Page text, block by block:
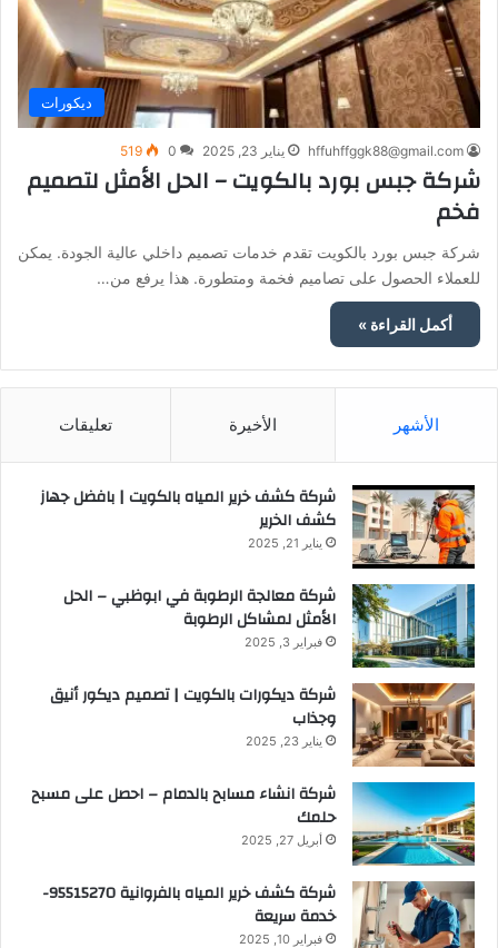
ديكورات
hffuhffggk88@gmail.com يناير 23, 2025 0
519
شركة جبس بورد بالكويت – الحل الأمثل لتصميم
فخم
شركة جبس بورد بالكويت تقدم خدمات تصميم داخلي عالية الجودة. يمكن
للعملاء الحصول على تصاميم فخمة ومتطورة. هذا يرفع من…
أكمل القراءة »
الأشهر الأخيرة تعليقات
شركة كشف خرير المياه بالكويت | بافضل جهاز
كشف الخرير
يناير 21, 2025
شركة معالجة الرطوبة في ابوظبي – الحل
الأمثل لمشاكل الرطوبة
فبراير 3, 2025
شركة ديكورات بالكويت | تصميم ديكور أنيق
وجذاب
يناير 23, 2025
شركة انشاء مسابح بالدمام – احصل على مسبح
حلمك
أبريل 27, 2025
شركة كشف خرير المياه بالفروانية 95515270-
خدمة سريعة
فبراير 10, 2025